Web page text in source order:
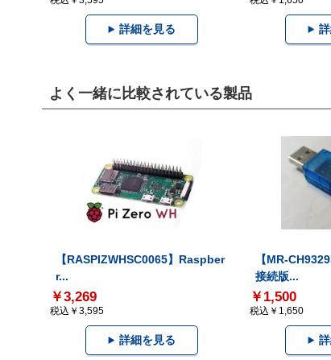
詳細を見る
よく一緒に比較されている製品
【RASPIZWHSC0065】Raspber
r...
￥3,269
税込￥3,595
詳細を見る
【MR-
接続版...
￥1,500
税込￥1,650